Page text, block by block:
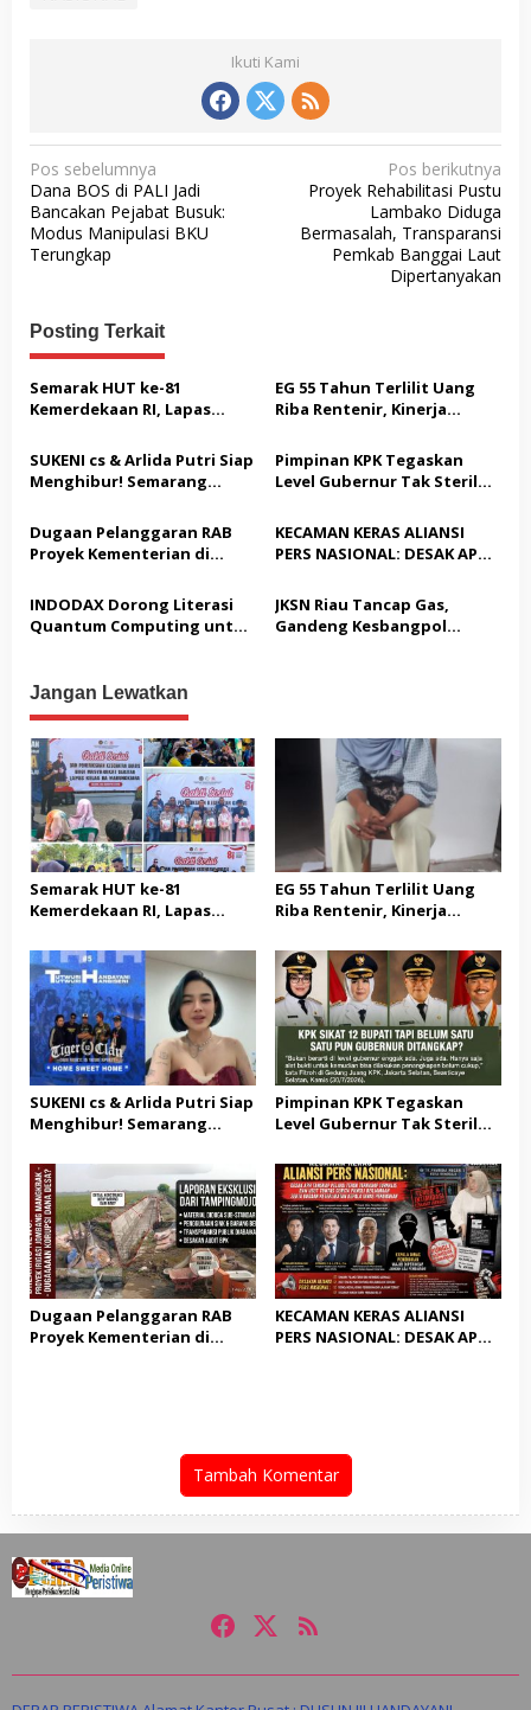
Ikuti Kami
N
a
v
i
a
s
i
o
Pos sebelumnya
Dana BOS di PALI Jadi
Bancakan Pejabat Busuk:
Modus Manipulasi BKU
Terungkap
Pos berikutnya
Proyek Rehabilitasi Pustu
Lambako Diduga
Bermasalah, Transparansi
Pemkab Banggai Laut
Dipertanyakan
Posting Terkait
Semarak HUT ke-81
Kemerdekaan RI, Lapas
Sosial dan Pemeriksaan
Kesehatan Gratis bagi
Masyarakat
EG 55 Tahun Terlilit Uang
Riba Rentenir, Kinerja
Satreskrim Polresta
Karawang unit krimum
Patut di Pertanyakan
SUKENI cs & Arlida Putri Siap
Menghibur! Semarang
Akbar “Back On Track” 2026–
2029
Pimpinan KPK Tegaskan
Level Gubernur Tak Steril
Cukup, Bukan Dilindungi
Dugaan Pelanggaran RAB
Proyek Kementerian di
Nasionaldetik.com Desak
Tindakan Tegas
KECAMAN KERAS ALIANSI
PERS NASIONAL: DESAK APH
TERHADAP JURNALIS DAN
USUT TUNTAS GURITA
PUNGLI BERJAMAAH SERTA
INDODAX Dorong Literasi
Quantum Computing untuk
JKSN Riau Tancap Gas,
Gandeng Kesbangpol
Jangan Lewatkan
Semarak HUT ke-81
Kemerdekaan RI, Lapas
Sosial dan Pemeriksaan
Kesehatan Gratis bagi
Masyarakat
EG 55 Tahun Terlilit Uang
Riba Rentenir, Kinerja
Satreskrim Polresta
Karawang unit krimum
Patut di Pertanyakan
SUKENI cs & Arlida Putri Siap
Menghibur! Semarang
Akbar “Back On Track” 2026–
2029
Pimpinan KPK Tegaskan
Level Gubernur Tak Steril
Cukup, Bukan Dilindungi
Dugaan Pelanggaran RAB
Proyek Kementerian di
KECAMAN KERAS ALIANSI
PERS NASIONAL: DESAK APH
KEPALA DINAS PENDIDIKAN
Tambah Komentar